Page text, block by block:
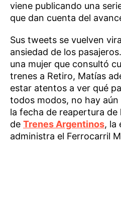
viene publicando una
que dan cuenta del
Sus tweets se vuelven
ansiedad de los
una mujer que consultó
trenes a Retiro, Matías
estar atentos a ver qué
todos modos, no hay
la fecha de reapertura
de Trenes Argentinos, la
administra el Ferrocarril